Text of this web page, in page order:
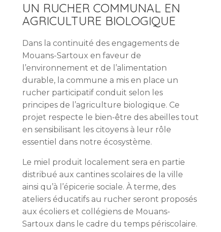
UN RUCHER COMMUNAL EN
AGRICULTURE BIOLOGIQUE
Dans la continuité des engagements de
Mouans-Sartoux en faveur de
l’environnement et de l’alimentation
durable, la commune a mis en place un
rucher participatif conduit selon les
principes de l’agriculture biologique. Ce
projet respecte le bien-être des abeilles tout
en sensibilisant les citoyens à leur rôle
essentiel dans notre écosystème.
Le miel produit localement sera en partie
distribué aux cantines scolaires de la ville
ainsi qu’à l’épicerie sociale. À terme, des
ateliers éducatifs au rucher seront proposés
aux écoliers et collégiens de Mouans-
Sartoux dans le cadre du temps périscolaire.